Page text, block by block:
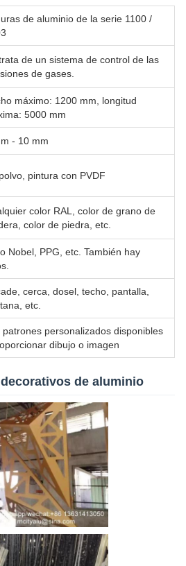
de aluminio de la serie 1100 /
de un sistema de control de las
de gases.
máximo: 1200 mm, longitud
5000 mm
- 10 mm
pintura con PVDF
color RAL, color de grano de
color de piedra, etc.
Nobel, PPG, etc. También hay
cerca, dosel, techo, pantalla,
etc.
patrones personalizados disponibles
dibujo o imagen
de aluminio